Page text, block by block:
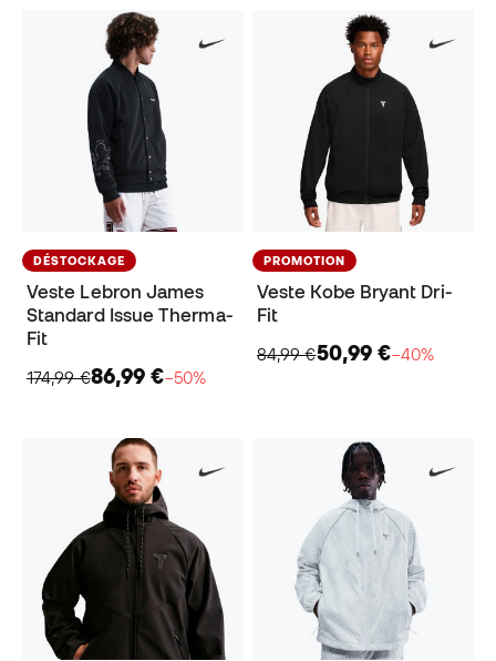
DÉSTOCKAGE
Veste Lebron James
Standard Issue Therma-
Fit
174,99 €86,99 €−50%
PROMOTION
Veste Kobe Bryant Dri-
Fit
84,99 €50,99 €−40%